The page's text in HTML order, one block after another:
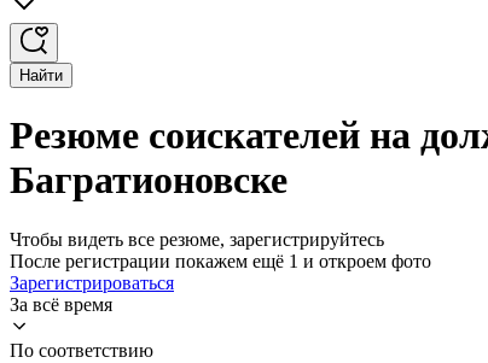
Найти
Резюме соискателей на
Багратионовске
Чтобы видеть все резюме, зарегистрируйтесь
После регистрации покажем ещё 1 и откроем фото
Зарегистрироваться
За всё время
По соответствию